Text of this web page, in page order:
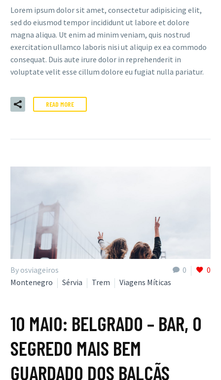
Lorem ipsum dolor sit amet, consectetur adipisicing elit,
sed do eiusmod tempor incididunt ut labore et dolore
magna aliqua. Ut enim ad minim veniam, quis nostrud
exercitation ullamco laboris nisi ut aliquip ex ea commodo
consequat. Duis aute irure dolor in reprehenderit in
voluptate velit esse cillum dolore eu fugiat nulla pariatur.
READ MORE
0 0
By osviageiros
Montenegro
Sérvia Trem Viagens Míticas
10 MAIO: BELGRADO – BAR, O
SEGREDO MAIS BEM
GUARDADO DOS BALCÃS